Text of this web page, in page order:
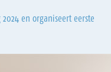
en organiseert eerste